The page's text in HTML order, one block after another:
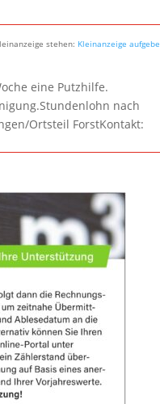
stehen: Kleinanzeige
eine Putzhilfe.
nach
Ortsteil ForstKontakt: